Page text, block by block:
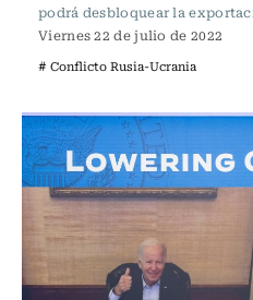
podrá desbloquear la
Viernes 22 de julio de 2022
# Conflicto Rusia-Ucrania